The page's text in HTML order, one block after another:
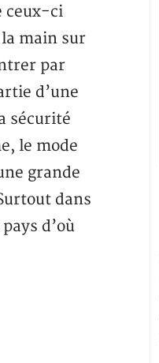
ceux-ci
main sur
par
d’une
sécurité
le mode
grande
dans
d’où